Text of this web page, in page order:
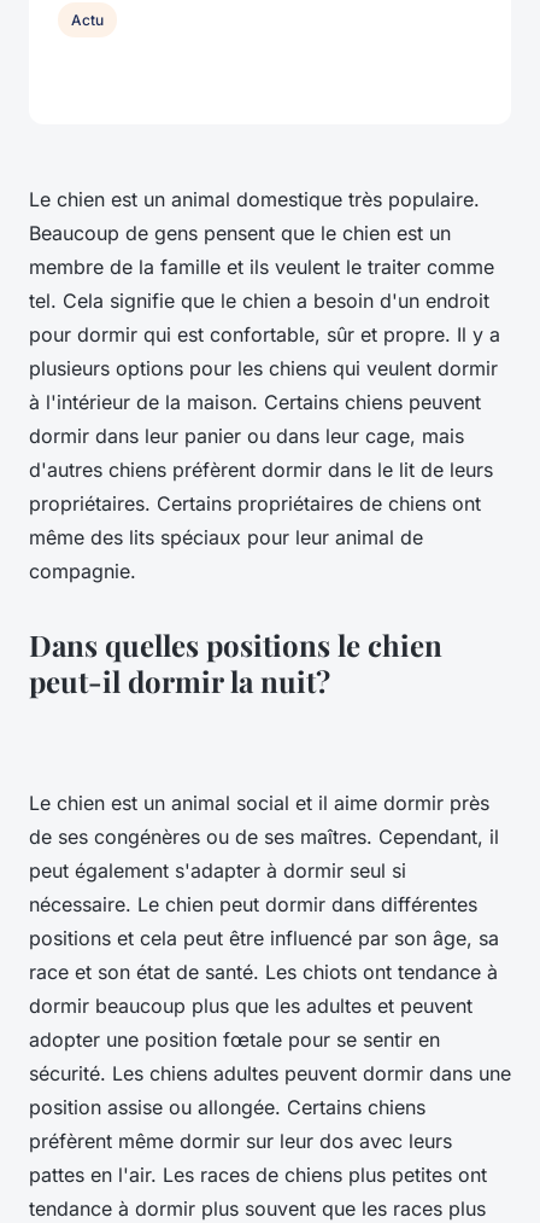
Le chien est un animal domestique très populaire.
Beaucoup de gens pensent que le chien est un
membre de la famille et ils veulent le traiter comme
tel. Cela signifie que le chien a besoin d'un endroit
pour dormir qui est confortable, sûr et propre. Il y a
plusieurs options pour les chiens qui veulent dormir
à l'intérieur de la maison. Certains chiens peuvent
dormir dans leur panier ou dans leur cage, mais
d'autres chiens préfèrent dormir dans le lit de leurs
propriétaires. Certains propriétaires de chiens ont
même des lits spéciaux pour leur animal de
compagnie.
Dans quelles positions le chien
peut-il dormir la nuit?
Le chien est un animal social et il aime dormir près
de ses congénères ou de ses maîtres. Cependant, il
peut également s'adapter à dormir seul si
nécessaire. Le chien peut dormir dans différentes
positions et cela peut être influencé par son âge, sa
race et son état de santé. Les chiots ont tendance à
dormir beaucoup plus que les adultes et peuvent
adopter une position fœtale pour se sentir en
sécurité. Les chiens adultes peuvent dormir dans une
position assise ou allongée. Certains chiens
préfèrent même dormir sur leur dos avec leurs
pattes en l'air. Les races de chiens plus petites ont
tendance à dormir plus souvent que les races plus
Actu